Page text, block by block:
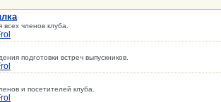
членов клуба.
подготовки встреч выпускников.
и посетителей клуба.